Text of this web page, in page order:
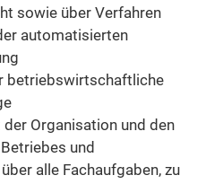
sowie über Verfahren
automatisierten
betriebswirtschaftliche
Organisation und den
und
alle Fachaufgaben, zu